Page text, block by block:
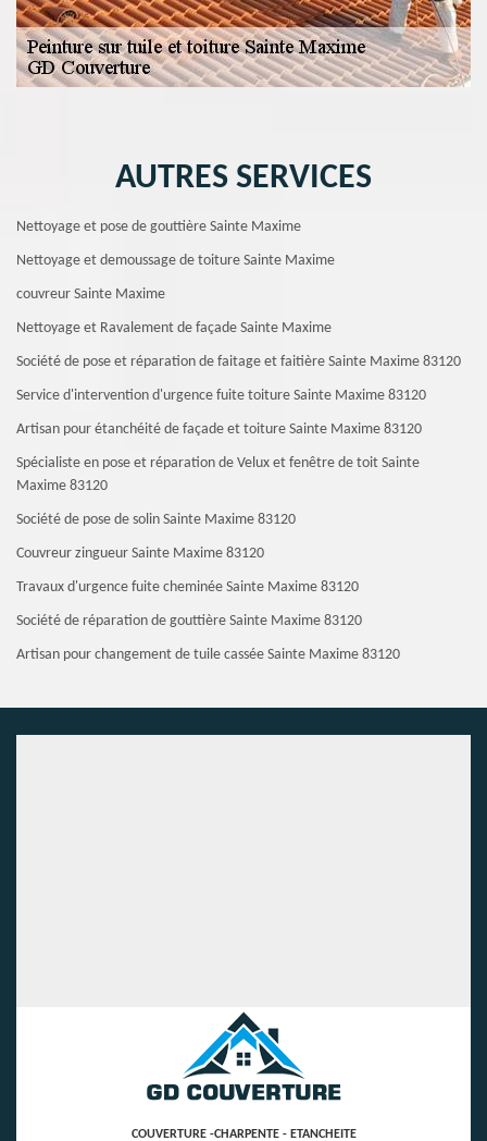
AUTRES SERVICES
Nettoyage et pose de gouttière Sainte Maxime
Nettoyage et demoussage de toiture Sainte Maxime
couvreur Sainte Maxime
Nettoyage et Ravalement de façade Sainte Maxime
Société de pose et réparation de faitage et faitière Sainte Maxime 83120
Service d'intervention d'urgence fuite toiture Sainte Maxime 83120
Artisan pour étanchéité de façade et toiture Sainte Maxime 83120
Spécialiste en pose et réparation de Velux et fenêtre de toit Sainte
Maxime 83120
Société de pose de solin Sainte Maxime 83120
Couvreur zingueur Sainte Maxime 83120
Travaux d'urgence fuite cheminée Sainte Maxime 83120
Société de réparation de gouttière Sainte Maxime 83120
Artisan pour changement de tuile cassée Sainte Maxime 83120
COUVERTURE -CHARPENTE - ETANCHEITE